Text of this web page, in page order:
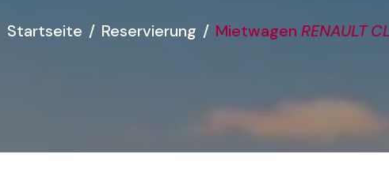
Startseite Reservierung Mietwagen RENAULT